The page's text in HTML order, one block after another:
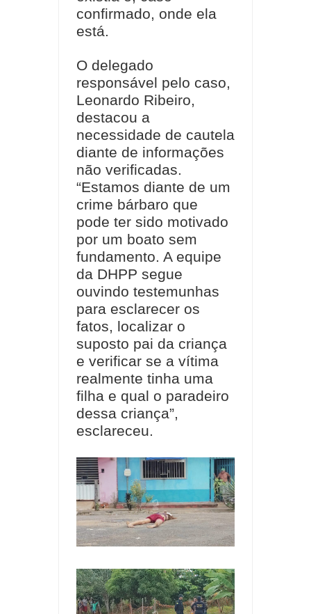
confirmado, onde ela
está.
O delegado
responsável pelo caso,
Leonardo Ribeiro,
destacou a
necessidade de cautela
diante de informações
não verificadas.
“Estamos diante de um
crime bárbaro que
pode ter sido motivado
por um boato sem
fundamento. A equipe
da DHPP segue
ouvindo testemunhas
para esclarecer os
fatos, localizar o
suposto pai da criança
e verificar se a vítima
realmente tinha uma
filha e qual o paradeiro
dessa criança”,
esclareceu.